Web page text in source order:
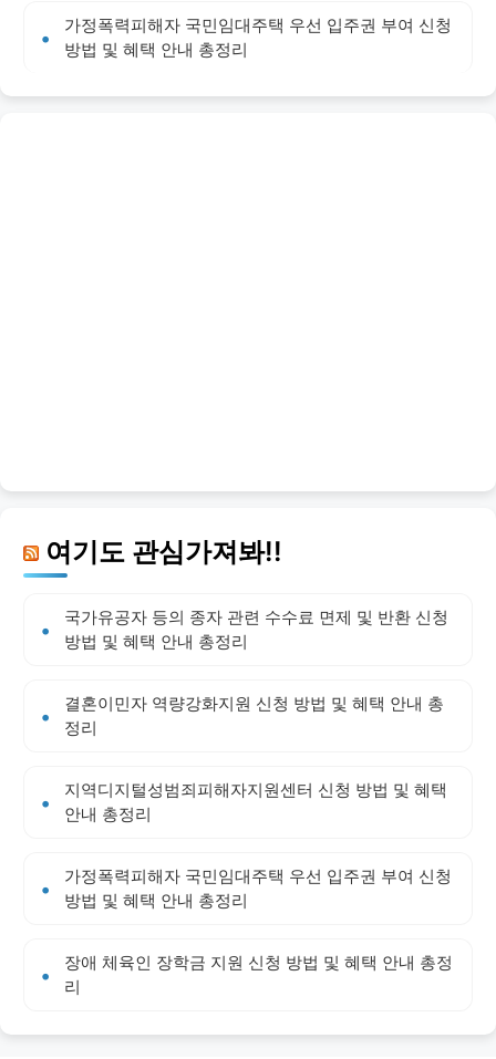
가정폭력피해자 국민임대주택 우선 입주권 부여 신청
방법 및 혜택 안내 총정리
여기도 관심가져봐!!
국가유공자 등의 종자 관련 수수료 면제 및 반환 신청
방법 및 혜택 안내 총정리
결혼이민자 역량강화지원 신청 방법 및 혜택 안내 총
정리
지역디지털성범죄피해자지원센터 신청 방법 및 혜택
안내 총정리
가정폭력피해자 국민임대주택 우선 입주권 부여 신청
방법 및 혜택 안내 총정리
장애 체육인 장학금 지원 신청 방법 및 혜택 안내 총정
리